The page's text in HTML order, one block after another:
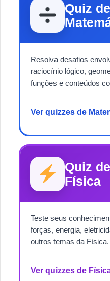
Quiz de
Resolva desafios
raciocínio lógico,
funções e conteúdos
Ver quizzes de
Quiz de
Física
Teste seus
forças, energia,
outros temas da Física.
Ver quizzes de